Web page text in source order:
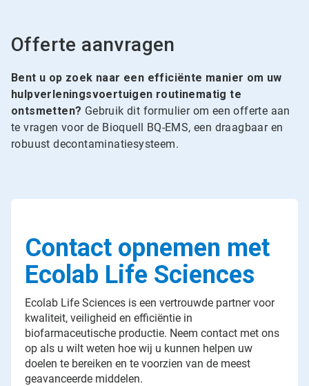
Offerte aanvragen
Bent u op zoek naar een efficiënte manier om uw
hulpverleningsvoertuigen routinematig te
ontsmetten? Gebruik dit formulier om een offerte aan
te vragen voor de Bioquell BQ-EMS, een draagbaar en
robuust decontaminatiesysteem.
Contact opnemen met
Ecolab Life Sciences
Ecolab Life Sciences is een vertrouwde partner voor
kwaliteit, veiligheid en efficiëntie in
biofarmaceutische productie. Neem contact met ons
op als u wilt weten hoe wij u kunnen helpen uw
doelen te bereiken en te voorzien van de meest
geavanceerde middelen.